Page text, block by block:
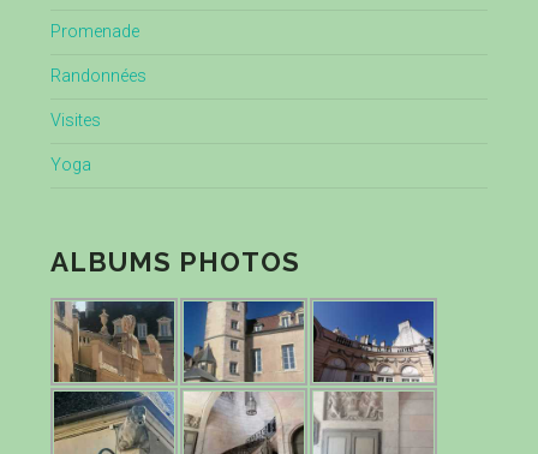
Promenade
Randonnées
Visites
Yoga
ALBUMS PHOTOS